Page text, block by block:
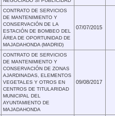
CONTRATO DE SERVICIOS
DE MANTENIMIENTO Y
CONSERVACIÓN DE LA
ESTACIÓN DE BOMBEO DEL
ÁREA DE OPORTUNIDAD DE
MAJADAHONDA (MADRID)
07/07/2015
CONTRATO DE SERVICIOS
DE MANTENIMIENTO Y
CONSERVACIÓN DE ZONAS
AJARDINADAS, ELEMENTOS
VEGETALES Y OTROS EN
CENTROS DE TITULARIDAD
MUNICIPAL DEL
AYUNTAMIENTO DE
MAJADAHONDA
09/08/2017